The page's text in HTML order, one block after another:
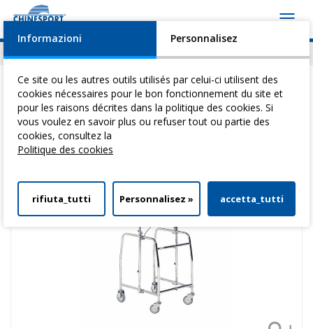
Actualités Evénements Video Download
Vous êtes ici: Home>DéAmbulateurs>DéAmbulateurs> Walker F
Informazioni Personnalisez
Ce site ou les autres outils utilisés par celui-ci utilisent des
cookies nécessaires pour le bon fonctionnement du site et
pour les raisons décrites dans la politique des cookies. Si
vous voulez en savoir plus ou refuser tout ou partie des
cookies, consultez la
Politique des cookies
rifiuta_tutti Personnalisez » accetta_tutti